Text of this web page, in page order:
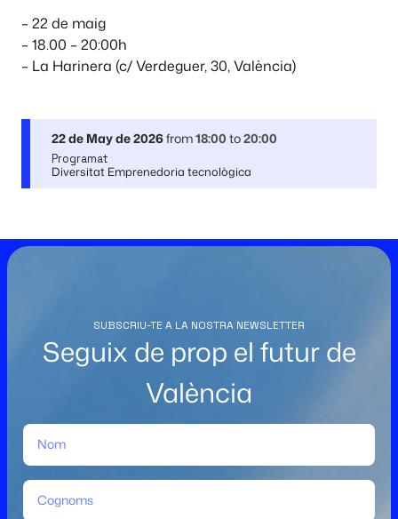
– 22 de maig
– 18.00 – 20:00h
– La Harinera (c/ Verdeguer, 30, València)
22 de May de 2026from18:00 to20:00
Programat
Diversitat Emprenedoria tecnològica
SUBSCRIU-TE A LA NOSTRA NEWSLETTER
Seguix de prop el futur de
València